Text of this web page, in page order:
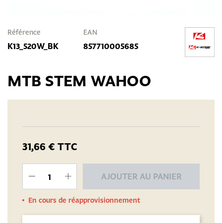
Référence
K13_520W_BK
EAN
857710005685
MTB STEM WAHOO
31,66 € TTC
AJOUTER AU PANIER
En cours de réapprovisionnement